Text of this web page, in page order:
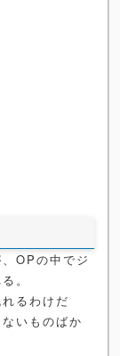
OPの中でジ
。
るわけだ
いものばか